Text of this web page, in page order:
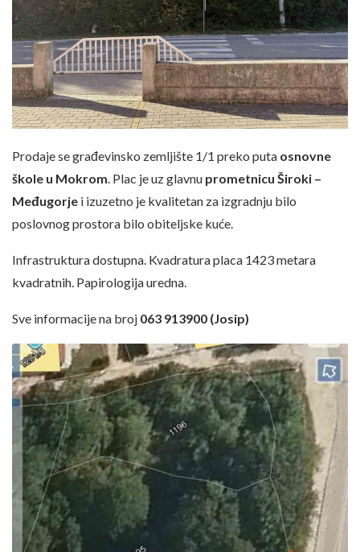
Prodaje se građevinsko zemljište 1/1 preko puta osnovne
škole u Mokrom . Plac je uz glavnu prometnicu Široki –
Međugorje i izuzetno je kvalitetan za izgradnju bilo
poslovnog prostora bilo obiteljske kuće.
Infrastruktura dostupna. Kvadratura placa 1423 metara
kvadratnih. Papirologija uredna.
Sve informacije na broj 063 913900 (Josip)